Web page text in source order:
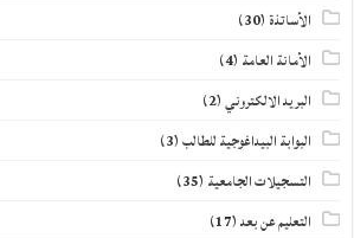
الأساتذة(30)
الأمانة العامة (4)
البريد الالكتروني(2)
البوابة البيداغوجية للطالب(3)
التسجيلات الجامعية (35)
التعليم عن بعد(17)